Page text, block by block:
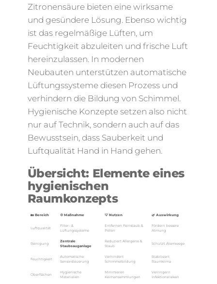
Zitronensäure bieten eine wirksame
und gesündere Lösung. Ebenso wichtig
ist das regelmäßige Lüften, um
Feuchtigkeit abzuleiten und frische Luft
hereinzulassen. In modernen
Neubauten unterstützen automatische
Lüftungssysteme diesen Prozess und
verhindern die Bildung von Schimmel.
Hygienische Konzepte setzen also nicht
nur auf Technik, sondern auch auf das
Bewusstsein, dass Sauberkeit und
Luftqualität Hand in Hand gehen.
Übersicht: Elemente eines
hygienischen
Raumkonzepts
🏡 Bereich ⚙️ Maßnahme 💡 Nutzen 🌿 Auswirkung
Luftqualität
Filter- &
Lüftungssysteme
Entfernen Feinstaub &
Pollen
Fördern bessere
Atmung
Reinigung
Zentrale
Staubsauganlage
Reduziert Allergene &
Staub
Schützt Atemwege
Feuchtigkeit
Automatische
Sensorsteuerung
Verhindert
Schimmelbildung
Stabilisiert
Raumklima
Oberflächen
Hygienische
Materialien
Minimieren
Keimansammlungen
Verringern
Infektionsrisiken